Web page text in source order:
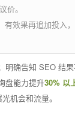
价。
有效果再追加投入
确告知 SEO 结
盘能力提升30% 以
机会和流量。